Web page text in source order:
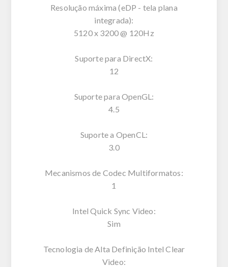
Resolução máxima (eDP - tela plana
integrada):
5120 x 3200 @ 120Hz
Suporte para DirectX:
12
Suporte para OpenGL:
4.5
Suporte a OpenCL:
3.0
Mecanismos de Codec Multiformatos:
1
Intel Quick Sync Video:
Sim
Tecnologia de Alta Definição Intel Clear
Video: